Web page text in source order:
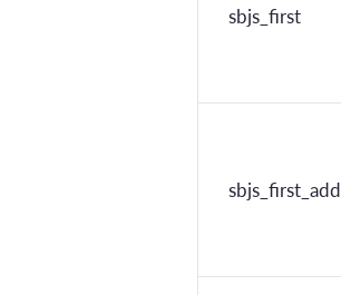
sbjs_first
sbjs_first_add